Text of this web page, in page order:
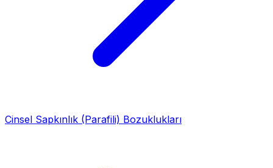
Cinsel Sapkınlık (Parafili) Bozuklukları